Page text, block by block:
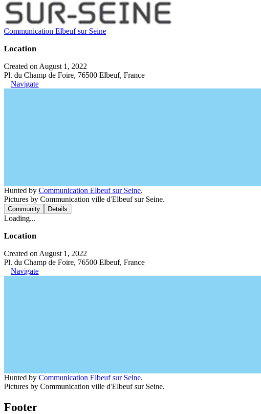
Communication Elbeuf sur Seine
Location
Created on August 1, 2022
Pl. du Champ de Foire, 76500 Elbeuf, France
Navigate
Hunted by Communication Elbeuf sur Seine.
Pictures by Communication ville d'Elbeuf sur Seine.
Community Details
Loading...
Location
Created on August 1, 2022
Pl. du Champ de Foire, 76500 Elbeuf, France
Navigate
Hunted by Communication Elbeuf sur Seine.
Pictures by Communication ville d'Elbeuf sur Seine.
Footer